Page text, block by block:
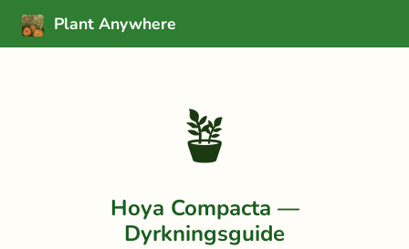
Plant Anywhere
🪴
Hoya Compacta —
Dyrkningsguide